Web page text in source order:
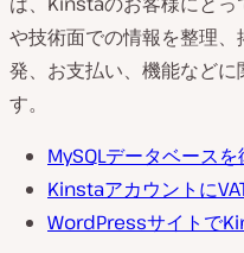
や技術面での情報を整理
発、お支払い、機能など
す。
MySQLデータベース
Kinstaアカウントに
WordPressサイトで